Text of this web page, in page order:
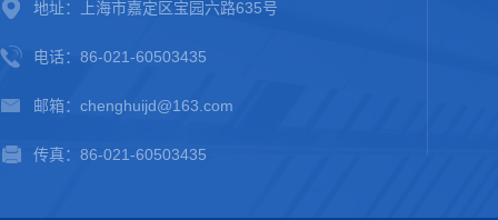
地址：上海市嘉定区宝园六路635号
电话：86-021-60503435
邮箱：chenghuijd@163.com
传真：86-021-60503435